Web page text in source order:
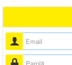
Nume utilizator
Parolă